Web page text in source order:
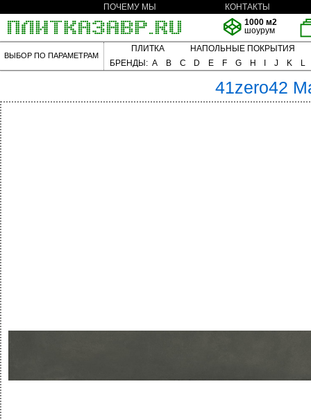
ПОЧЕМУ МЫ
КОНТАКТЫ
1000 м2
шоурум
ВЫБОР ПО ПАРАМЕТРАМ
ПЛИТКА
НАПОЛЬНЫЕ ПОКРЫТИЯ
БРЕНДЫ: A B C D E F G H J K L
41zero42